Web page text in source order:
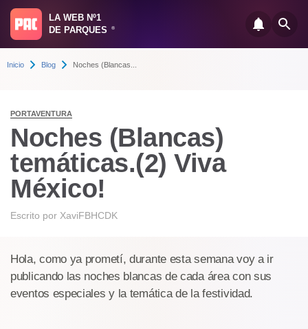
LA WEB Nº1
DE PARQUES
®
Inicio Blog Noches (Blancas...
PORTAVENTURA
Noches (Blancas)
temáticas.(2) Viva
México!
Escrito por XaviFBHCDK
Hola, como ya prometí, durante esta semana voy a ir
publicando las noches blancas de cada área con sus
eventos especiales y la temática de la festividad.